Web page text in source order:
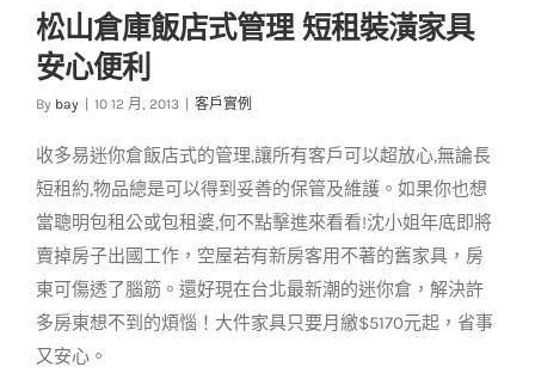
短租裝潢家具安心便
利
客戶實例
松山倉庫飯店式管理 短租裝潢家具
安心便利
By bay 10 12 月, 2013 客戶實例
收多易迷你倉飯店式的管理,讓所有客戶可以超放心,無論長
短租約,物品總是可以得到妥善的保管及維護。如果你也想
當聰明包租公或包租婆,何不點擊進來看看!沈小姐年底即將
賣掉房子出國工作，空屋若有新房客用不著的舊家具，房
東可傷透了腦筋。還好現在台北最新潮的迷你倉，解決許
多房東想不到的煩惱！大件家具只要月繳$5170元起，省事
又安心。